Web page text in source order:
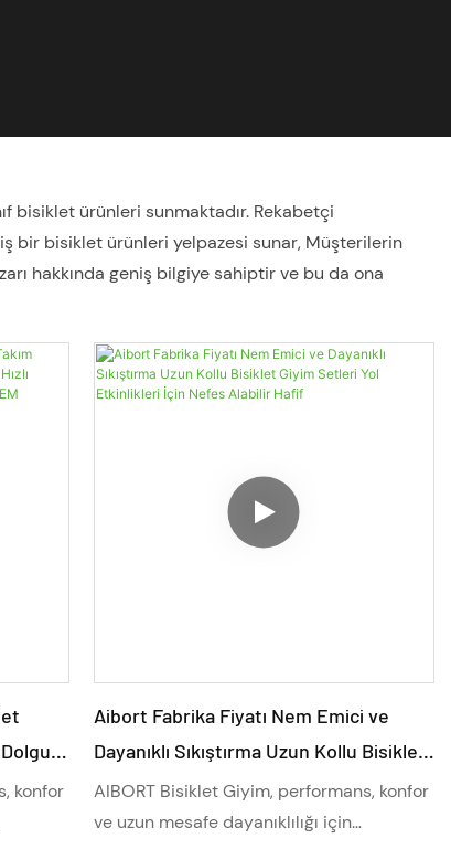
bisiklet ürünleri sunmaktadır. Rekabetçi
bir bisiklet ürünleri yelpazesi sunar, Müşterilerin
hakkında geniş bilgiye sahiptir ve bu da ona
konfor
Aibort Fabrika Fiyatı Nem Emici ve
Dayanıklı Sıkıştırma Uzun Kollu Bisiklet
Giyim Setleri Yol Etkinlikleri İçin Nefes
Alabilir Hafif
AIBORT Bisiklet Giyim, performans, konfor
ve uzun mesafe dayanıklılığı için